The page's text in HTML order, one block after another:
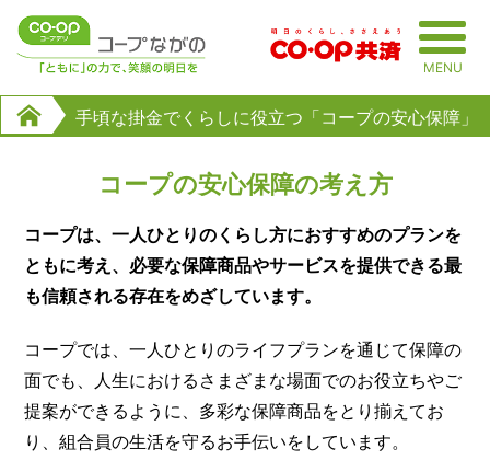
MENU
手頃な掛金でくらしに役立つ「コープの安心保障」
コープの安心保障の考え方
コープは、一人ひとりのくらし方におすすめのプランを
ともに考え、 必要な保障商品やサービスを提供できる最
も信頼される存在をめざしています。
コープでは、一人ひとりのライフプランを通じて保障の
面でも、人生におけるさまざまな場面でのお役立ちやご
提案ができるように、多彩な保障商品をとり揃えてお
り、組合員の生活を守るお手伝いをしています。